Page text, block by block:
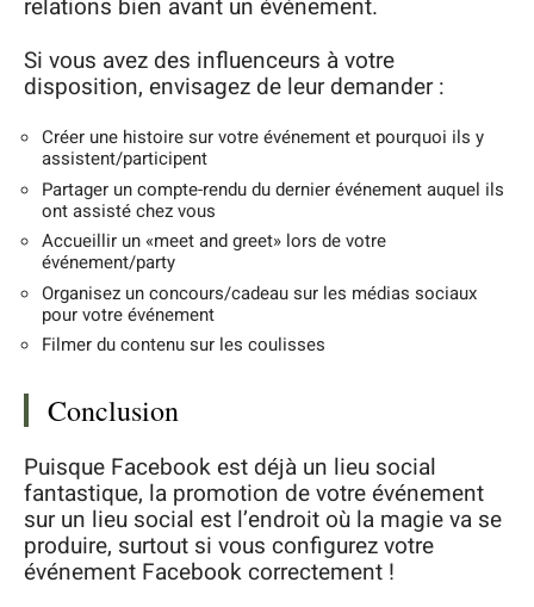
relations bien avant un événement.
Si vous avez des influenceurs à votre
disposition, envisagez de leur demander :
Créer une histoire sur votre événement et pourquoi ils y
assistent/participent
Partager un compte-rendu du dernier événement auquel ils
ont assisté chez vous
Accueillir un «meet and greet» lors de votre
événement/party
Organisez un concours/cadeau sur les médias sociaux
pour votre événement
Filmer du contenu sur les coulisses
Conclusion
Puisque Facebook est déjà un lieu social
fantastique, la promotion de votre événement
sur un lieu social est l’endroit où la magie va se
produire, surtout si vous configurez votre
événement Facebook correctement !